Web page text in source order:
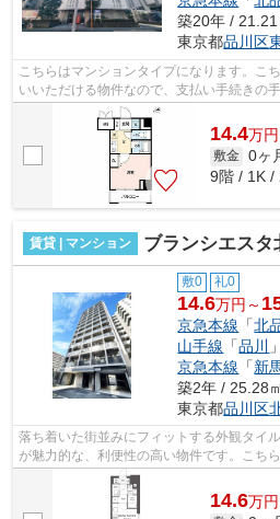
築20年 / 21.21
東京都品川区
こちらはマンションタイプになります。こ
いいただける物件なので、支払い手続きの
を守ってくれるのが、外観タイル張り...
14.4万円
敷金 0ヶ
9階 / 1K /
賃貸 | マンション ブランシエスタ
敷0 礼0
14.6万円～
京急本線 「北
山手線 「品川
京急本線 「新
築2年 / 25.28
東京都品川区
落ち着いた街並みにフィットする外観タイ
が魅力的な、利便性の高い物件です。こち
の良い物件です。さわやかな朝を迎える...
14.6万円